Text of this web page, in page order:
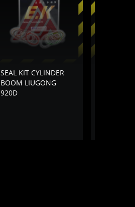
SEAL KIT CYLINDER
BOOM LIUGONG
920D